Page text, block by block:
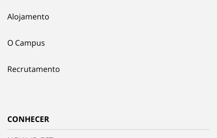
Alojamento
O Campus
Recrutamento
CONHECER